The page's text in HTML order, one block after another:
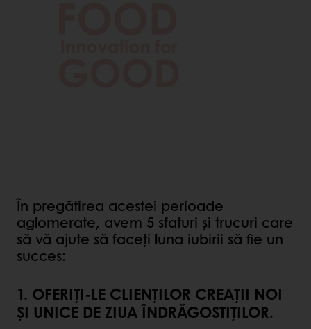
În pregătirea acestei perioade
aglomerate, avem 5 sfaturi și trucuri care
să vă ajute să faceți luna iubirii să fie un
succes:
1. OFERIȚI-LE CLIENȚILOR CREAȚII NOI
ȘI UNICE DE ZIUA ÎNDRĂGOSTIȚILOR.